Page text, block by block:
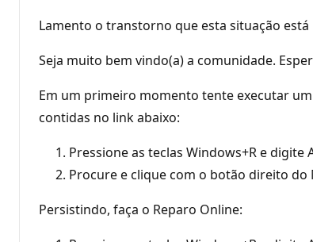
Lamento o transtorno que esta situação está
Seja muito bem vindo(a) a comunidade.
Em um primeiro momento tente executar
contidas no link abaixo:
Pressione as teclas Windows+R e digite
Procure e clique com o botão direito do
Persistindo, faça o Reparo Online: